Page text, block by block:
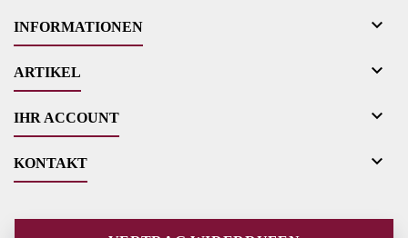
INFORMATIONEN 
ARTIKEL 
IHR ACCOUNT 
KONTAKT 